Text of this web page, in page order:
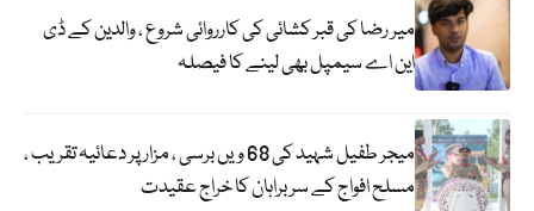
میر رضا کی قبر کشائی کی کارروائی شروع ، والدین کے ڈی
این اے سیمپل بھی لینے کا فیصلہ
میجر طفیل شہید کی 68 ویں برسی ، مزار پر دعائیہ تقریب ،
مسلح افواج کے سربراہان کا خراج عقیدت